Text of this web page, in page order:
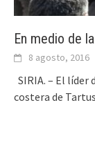
En medio de
8 agosto, 2016
SIRIA. – El
costera de